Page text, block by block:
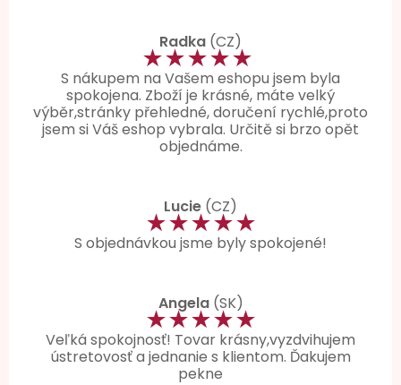
Radka (CZ)
★★★★★
S nákupem na Vašem eshopu jsem byla
spokojena. Zboží je krásné, máte velký
výběr,stránky přehledné, doručení rychlé,proto
jsem si Váš eshop vybrala. Určitě si brzo opět
objednáme.
Lucie (CZ)
★★★★★
S objednávkou jsme byly spokojené!
Angela(SK)
★★★★★
Veľká spokojnosť! Tovar krásny,vyzdvihujem
ústretovosť a jednanie s klientom. Ďakujem
pekne